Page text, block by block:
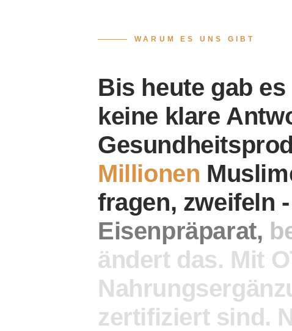
WARUM ES UNS GIBT
Bis heute gab es
keine klare
Millionen
fragen, zweifeln -
Eisenpräparat,
ändert das. Mit
zertifiziert sind.